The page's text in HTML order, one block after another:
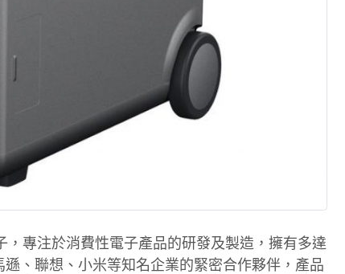
專注於消費性電子產品的研發及製造，擁有多達
、聯想、小米等知名企業的緊密合作夥伴，產品